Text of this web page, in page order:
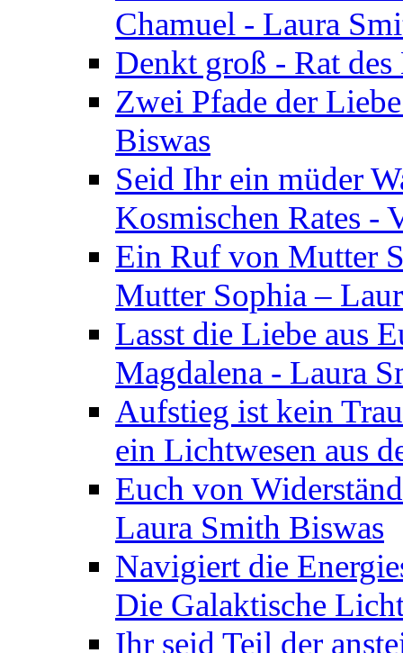
Chamuel - Laura
Denkt groß - Rat
Zwei Pfade der
Biswas
Seid Ihr ein müder
Kosmischen Rates -
Ein Ruf von Mutter
Mutter Sophia –
Lasst die Liebe aus
Magdalena - Laura
Aufstieg ist kein
ein Lichtwesen aus
Euch von
Laura Smith Biswas
Navigiert die
Die Galaktische
Ihr seid Teil der